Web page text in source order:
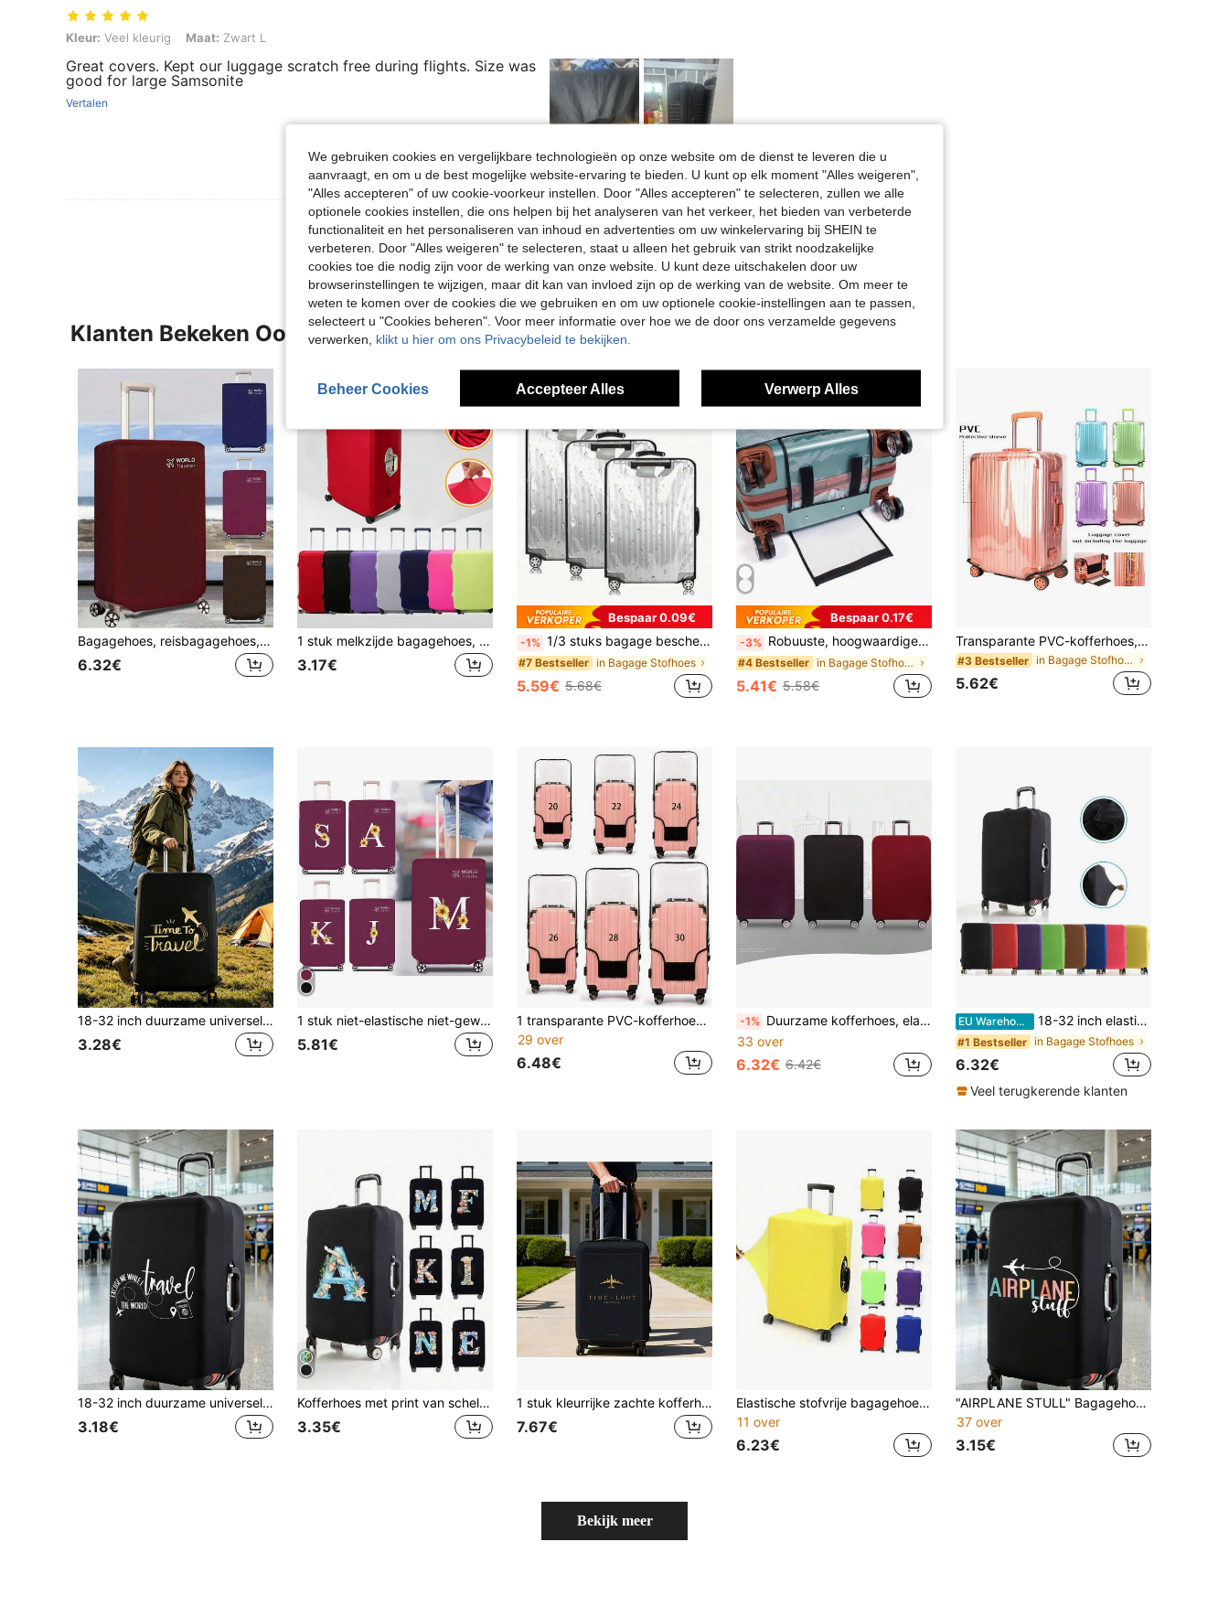
Kleur: Veel kleurig, Maat: Zwart L
Kleur: Veel kleurig Maat: Zwart L
Great covers. Kept our luggage scratch free during flights. Size was
good for large Samsonite
Vertalen
Nuttig (0)
Meer Beoordelingen Bekijken
Klanten Bekeken Ook
Bagagehoes, reisbagagehoes, beschermhoes voor rolkoffer, effen bagagehoes, reisaccessoires, bagage, reistas, beschermhoes voor bagage, terug naar school, reizen, school, zakelijk, buiten, waterdicht, unisex, reisbagagehoes van niet-geweven stof, schoolbenodigdheden, leermiddelen
6.32€
1 stuk melkzijde bagagehoes, verdikte elastische kofferbeschermer, effen kleur, krasbestendig, stofvrij, duurzame stretch reiskofferhoes voor luchthaveninchecken, school, zakenreis, buitenreizen, universele pasvorm voor de meeste maten
3.17€
Bespaar 0.09€
-1% 1/3 stuks bagage beschermhoes transparante verdikte slijtvaste waterdichte trolley kofferhoes reis leren kofferhoes
#7 Bestseller in Bagage Stofhoes
5.59€ 5.68€
Bespaar 0.17€
-3% Robuuste, hoogwaardige PVC-bagagehoes met transparant ontwerp en telescopisch handvat - krasbestendige bagagebeschermer voor op reis, geschikt voor de meeste maten, bescherming tegen stof en stoten
#4 Bestseller in Bagage Stofhoes
5.41€ 5.58€
Transparante PVC-kofferhoes, waterdichte reisbeschermhoes, doorzichtige stofwerende hoes voor trolleykoffer, geschikt voor bagage van 20-30 inch (exclusief koffer), handige opbergtas voor op reis, ideaal voor strandvakanties, zomervakanties en school (willekeurige levering van zwart-witte klittenbandsluiting)
#3 Bestseller in Bagage Stofhoes
5.62€
18-32 inch duurzame universele bagagehoes, stofvrij en krasbestendig met elastische randen, geschikt voor vluchten, huwelijksreis, luchthaven, cruise, zakenreis, unisex reisaccessoire, geschikt voor familie, vrienden, moeder, leraar, past op de meeste rolkoffers, handbagage, koffers, terug naar school
3.28€
1 stuk niet-elastische niet-geweven kofferhoes, kofferbeschermer, bagage stofhoes, geschikt voor 20-30 inch trolleykoffer, krasbestendige kofferbeschermhoes, gepersonaliseerd initiële letterpatroon, reisaccessoires, back to school essentials, vakantiecadeau
5.81€
1 transparante PVC-kofferhoes, beschermhoes voor reisbagage, dik PVC-materiaal, krasbestendig en slijtvast, essentieel voor thuisgebruik.
29 over
6.48€
-1% Duurzame kofferhoes, elastisch ontwerp, krasbestendig, geschikt voor trolleykoffers van 20-30 inch, waterdichte kofferbeschermer, reisaccessoire, kofferhoes, wasbare non-woven stof, reiskofferhoes, non-woven kofferbeschermer, kofferstofhoes
33 over
6.32€ 6.42€
EU Warehouse 18-32 inch elastische bagagehoes, beschermhoes voor reiskoffer, ritssluiting, stretchstofbeschermer, meerdere maten en kleuren
#1 Bestseller in Bagage Stofhoes
6.32€
Veel terugkerende klanten
18-32 inch duurzame universele kofferhoes, stofdichte en krasbestendige kofferbeschermer met elastische randen, geschikt voor vluchten, huwelijksreis, luchthaven, cruise, zakenreis, essentiële reisaccessoire voor mannen en vrouwen, perfect cadeau voor familie, vrienden, moeder, leraar, past op de meeste rolkoffers, handbagage, trolleykoffers
3.18€
Kofferhoes met print van schelpen, elastische bagagebeschermer voor op reis, stof- en krasbestendige trolleykofferhoes, rekbare kofferhoes, ideaal voor vliegreizen, vakanties, zakenreizen, school, geschikt voor vrouwen, mannen en reizigers, geweldig cadeau voor Moederdag, Vaderdag, afstuderen, onmisbaar tijdens de zomervakantie, herbruikbare bagagehoes, schattig schelpenpatroon
3.35€
1 stuk kleurrijke zachte kofferhoes, vliegtuigreissloganprint, elastische koffersleeve voor koffers van 20-34 inch - stofdichte beschermhoes, , handwasbaar, zakenreis, essentieel voor reizigers het hele jaar door, elegante en verfijnde stijl
7.67€
Elastische stofvrije bagagehoes, verdikte rekbare kofferhoes (past op bagage van 18-28 inch), multifunctionele bagagebeschermer, essentiële reis-/cruise-/vakantiebenodigdheden, noodzaak voor studenten terug naar school, woondecoratie, draagbaar reisaccessoire, terug naar school
11 over
6.23€
"AIRPLANE STULL" Bagagehoes, 18-32 inch duurzame universele kofferbeschermer, stof- en krasbestendige bagagehoes met elastische rand, geschikt voor vluchten, vakanties, huwelijksreizen, luchthavens, cruises, zakenreizen, reizen, perfect voor Moederdag, afstudeerseizoen, terug naar school, Dag van de Leraar, Pasen, Kerstmis en feestdagen, unisex reisaccessoire, cadeau voor familie, vrienden, moeder, leraar, past op de meeste rolkoffers, handbagage en trolleytassen, Terug naar school
37 over
3.15€
Bekijk meer
We gebruiken cookies en vergelijkbare technologieën op onze website om de dienst te leveren die u
aanvraagt, en om u de best mogelijke website-ervaring te bieden. U kunt op elk moment "Alles weigeren",
"Alles accepteren" of uw cookie-voorkeur instellen. Door "Alles accepteren" te selecteren, zullen we alle
optionele cookies instellen, die ons helpen bij het analyseren van het verkeer, het bieden van verbeterde
functionaliteit en het personaliseren van inhoud en advertenties om uw winkelervaring bij SHEIN te
verbeteren. Door "Alles weigeren" te selecteren, staat u alleen het gebruik van strikt noodzakelijke
cookies toe die nodig zijn voor de werking van onze website. U kunt deze uitschakelen door uw
browserinstellingen te wijzigen, maar dit kan van invloed zijn op de werking van de website. Om meer te
weten te komen over de cookies die we gebruiken en om uw optionele cookie-instellingen aan te passen,
selecteert u "Cookies beheren". Voor meer informatie over hoe we de door ons verzamelde gegevens
verwerken, klikt u hier om ons Privacybeleid te bekijken.
Beheer Cookies Accepteer Alles Verwerp Alles